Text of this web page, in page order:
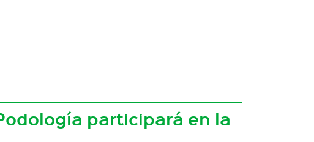
participará en la